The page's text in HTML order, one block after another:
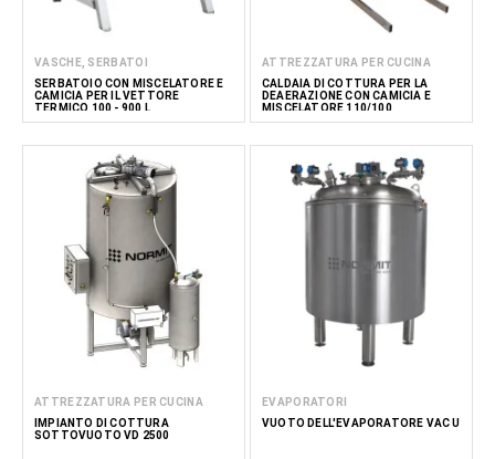
VASCHE, SERBATOI
SERBATOIO CON MISCELATORE E
CAMICIA PER IL VETTORE
TERMICO 100 - 900 L
ATTREZZATURA PER CUCINA
CALDAIA DI COTTURA PER LA
DEAERAZIONE CON CAMICIA E
MISCELATORE 110/100
ATTREZZATURA PER CUCINA
IMPIANTO DI COTTURA
SOTTOVUOTO VD 2500
EVAPORATORI
VUOTO DELL'EVAPORATORE VAC U